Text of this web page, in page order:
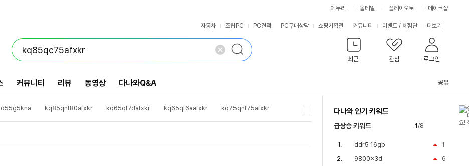
에누리 몰테일 플레이오토 메이크샵
최근 관심 로그인
자동차 조립PC PC견적 PC구매상담 쇼핑기획전 커뮤니티 이벤트 / 체험단 더보기
커뮤니티 리뷰 동영상 다나와Q&A 공유
kq85qnf80afxkr kq65qf7dafxkr kq65qf6aafxkr
kq75qnf75afxkr
kq85qnf75afxkr ax948bwe kq75qf7dafxkr
삼성neoqled85인치tv
다나와 인기 키워드
급상승 키워드 1/8
1
ddr5 16gb
6
9800x3d